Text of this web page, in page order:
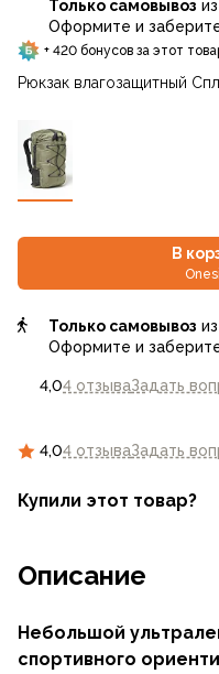
4,04 отзываЗадать
Только самовывоз из
Оформите и
+ 420 бонусов за этот
Рюкзак влагозащитный
В
4,04 отзываЗадать
Только самовывоз из
Оформите и
Купили этот товар?
Описание
Небольшой
спортивного